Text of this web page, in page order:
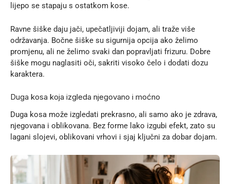
lijepo se stapaju s ostatkom kose.
Ravne šiške daju jači, upečatljiviji dojam, ali traže više
održavanja. Bočne šiške su sigurnija opcija ako želimo
promjenu, ali ne želimo svaki dan popravljati frizuru. Dobre
šiške mogu naglasiti oči, sakriti visoko čelo i dodati dozu
karaktera.
Duga kosa koja izgleda njegovano i moćno
Duga kosa može izgledati prekrasno, ali samo ako je zdrava,
njegovana i oblikovana. Bez forme lako izgubi efekt, zato su
lagani slojevi, oblikovani vrhovi i sjaj ključni za dobar dojam.